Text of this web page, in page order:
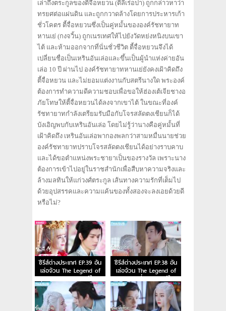
เล่าถึงตระกูลของตี้จื่อหยวน (ตี๋ลี่เร่อปา) ถูกกล่าวหาว่า
ทรยศต่อแผ่นดิน และถูกกวาดล้างโดยการประหารเก้า
ชั่วโคตร ตี้จื่อหยวนซึ่งเป็นคู่หมั้นขององค์รัชทายาท
หานเย่ (กงจวิ้น) ถูกเนรเทศให้ไปยังวัดหย่งหนิงบนเขา
ไต้ และห้ามออกจากที่นั่นชั่วชีวิต ตี้จื่อหยวนจึงได้
เปลี่ยนชื่อเป็นเหรินอันเล่อและขึ้นเป็นผู้นำแห่งค่ายอัน
เล่อ 10 ปี ผ่านไป องค์รัชทายาทหานเย่ยังคงเฝ้าคิดถึง
ตี้จื่อหยวน และไม่ยอมแต่งงานกับสตรีนางใด พระองค์
ต้องการทำความดีความชอบเพื่อขอให้ฮ่องเต้เจียชางอ
ภัยโทษให้ตี้จื่อหยวนได้ลงจากเขาไต้ ในขณะที่องค์
รัชทายาทกำลังเตรียมรับมือกับโจรสลัดตงเชียนก็ได้
บังเอิญพบกับเหรินอันเล่อ โดยไม่รู้ว่านางคือคู่หมั้นที่
เฝ้าคิดถึง เหรินอันเล่อพากองพลกว่าสามหมื่นนายช่วย
องค์รัชทายาทปราบโจรสลัดตงเชียนได้อย่างราบคาบ
และได้ขอตำแหน่งพระชายาเป็นของรางวัล เพราะนาง
ต้องการเข้าไปอยู่ในราชสำนักเพื่อสืบหาความจริงและ
ล้างมลทินให้แก่วงศ์ตระกูล เส้นทางความรักที่เต็มไป
ด้วยอุปสรรคและความแค้นของทั้งสองจะลงเอยด้วยดี
หรือไม่?
ซีรีส์ต่างประเทศ EP.39 อัน
เล่อจ้วน The Legend of
Anle ตอนจบ พากย์ไทย
ซีรีส์ต่างประเทศ EP.38 อัน
เล่อจ้วน The Legend of
Anle ตอนที่ 38 พากย์ไทย